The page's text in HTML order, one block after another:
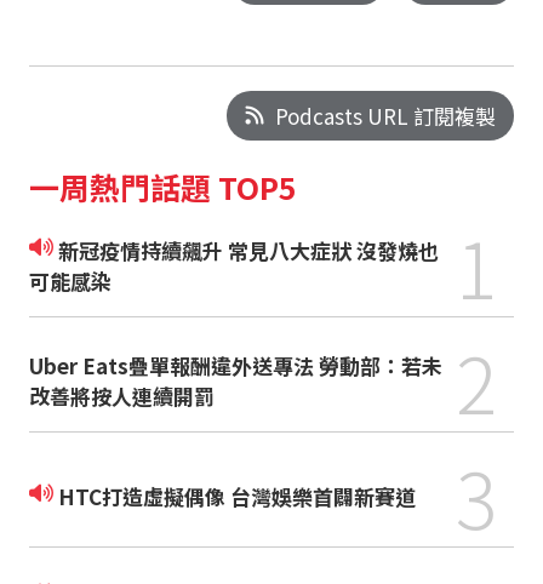
Podcasts URL 訂閱複製
一周熱門話題 TOP5
新冠疫情持續飆升 常見八大症狀 沒發燒也
可能感染
1
Uber Eats疊單報酬違外送專法 勞動部：若未
改善將按人連續開罰
2
HTC打造虛擬偶像 台灣娛樂首闢新賽道 3